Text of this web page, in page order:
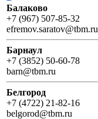
Балаково
+7 (967) 507-85-32
efremov.saratov@tbm.ru
Барнаул
+7 (3852) 50-60-78
barn@tbm.ru
Белгород
+7 (4722) 21-82-16
belgorod@tbm.ru